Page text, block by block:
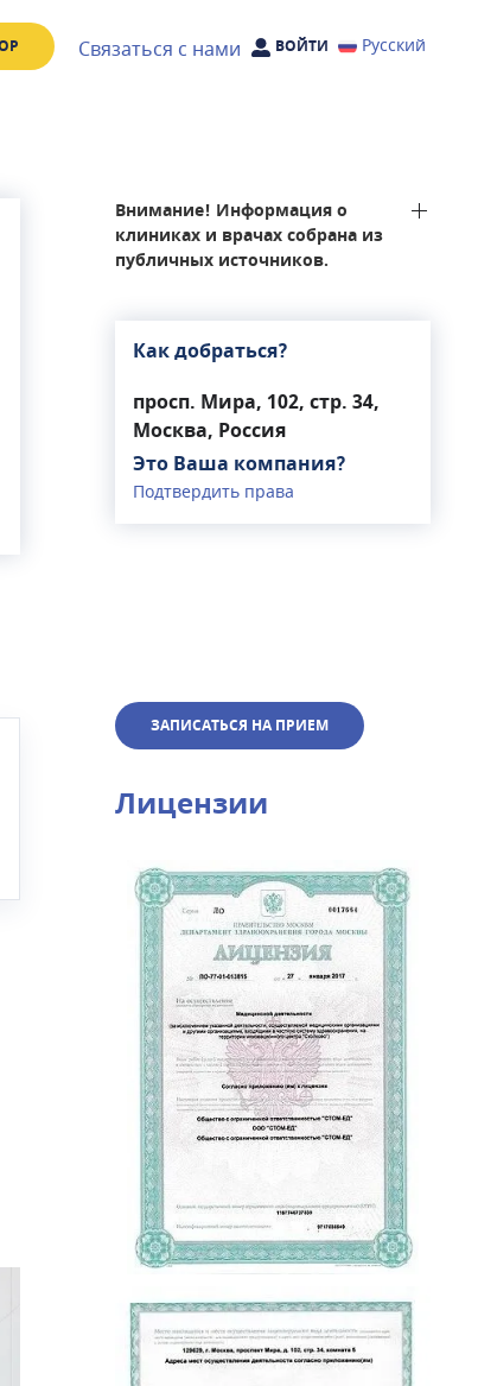
Связаться с нами ВОЙТИ Русский
Внимание! Информация о
клиниках и врачах собрана из
публичных источников.
Как добраться?
просп. Мира, 102, стр. 34,
Москва, Россия
Это Ваша компания?
Подтвердить права
ЗАПИСАТЬСЯ НА ПРИЕМ
Лицензии